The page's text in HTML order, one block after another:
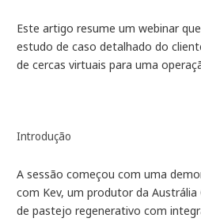
Este artigo resume um webinar
estudo de caso detalhado do
de cercas virtuais para uma
Introdução
A sessão começou com uma
com Kev, um produtor da
de pastejo regenerativo com